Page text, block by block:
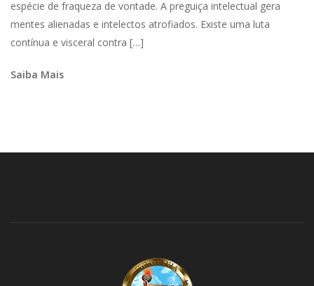
espécie de fraqueza de vontade. A preguiça intelectual gera
mentes alienadas e intelectos atrofiados. Existe uma luta
contínua e visceral contra […]
Saiba Mais